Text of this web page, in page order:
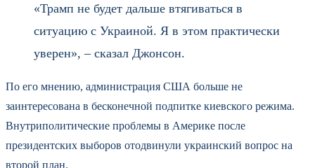
«Трамп не будет дальше втягиваться в
ситуацию с Украиной. Я в этом практически
уверен», – сказал Джонсон.
По его мнению, администрация США больше не
заинтересована в бесконечной подпитке киевского режима.
Внутриполитические проблемы в Америке после
президентских выборов отодвинули украинский вопрос на
второй план.